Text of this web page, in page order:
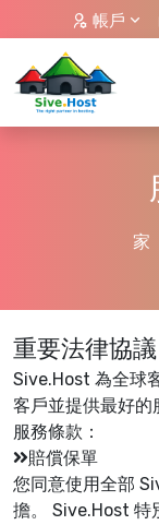
帳戶
家
重要法律協議
Sive.Host 為全球
客戶並提供最好
服務條款：
賠償保單
您同意使用全部
擔。 Sive.Host 特